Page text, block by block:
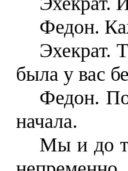
Федон.
Эхекрат.
была у вас
Федон.
начала.
Мы и до